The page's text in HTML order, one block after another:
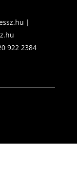
|
922 2384